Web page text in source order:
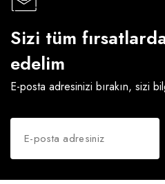
Sizi tüm
edelim
E-posta adresinizi bırakın, sizi